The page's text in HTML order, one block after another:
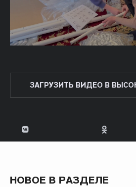
ЗАГРУЗИТЬ ВИДЕО В
НОВОЕ В РАЗДЕЛЕ